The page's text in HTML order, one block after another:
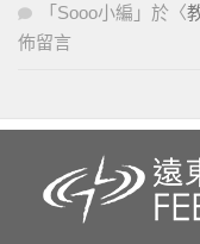
「 Sooo小編 」於〈
佈留言